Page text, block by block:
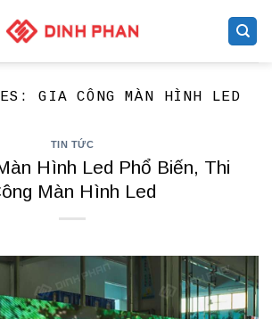
GIA CÔNG MÀN HÌNH LED
TIN TỨC
Hình Led Phổ Biến, Thi
Màn Hình Led